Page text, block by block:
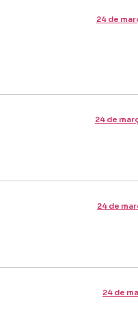
24 de
24 de
24 de
24 de